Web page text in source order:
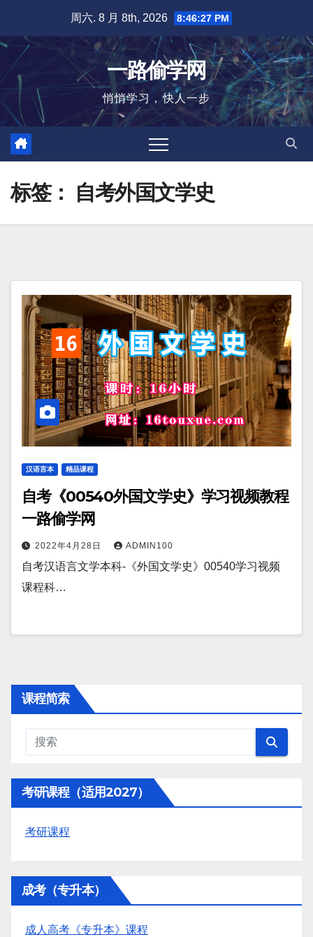
内
容
周六. 8 月 8th, 2026 8:46:27 PM
一路偷学网
悄悄学习，快人一步
标签： 自考外国文学史
汉语言本 精品课程
自考《00540外国文学史》学习视频教程
一路偷学网
2022年4月28日 ADMIN100
自考汉语言文学本科-《外国文学史》00540学习视频
课程科…
课程简索
考研课程（适用2027）
考研课程
成考（专升本）
成人高考《专升本》课程